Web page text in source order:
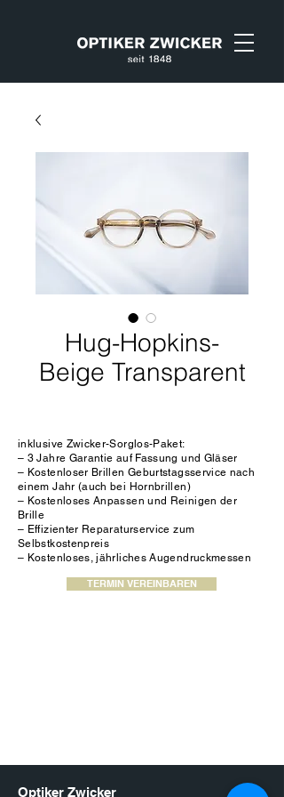
Hug-Hopkins-
Beige Transparent
inklusive Zwicker-Sorglos-Paket:
– 3 Jahre Garantie auf Fassung und Gläser
– Kostenloser Brillen Geburtstagsservice nach
einem Jahr (auch bei Hornbrillen)
– Kostenloses Anpassen und Reinigen der
Brille
– Effizienter Reparaturservice zum
Selbstkostenpreis
– Kostenloses, jährliches Augendruckmessen
TERMIN VEREINBAREN
Optiker Zwicker